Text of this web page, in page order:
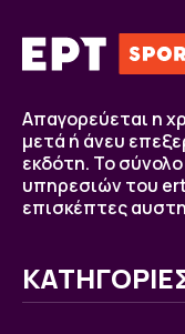
Απαγορεύεται η
μετά ή άνευ
εκδότη. Το
υπηρεσιών του
επισκέπτες